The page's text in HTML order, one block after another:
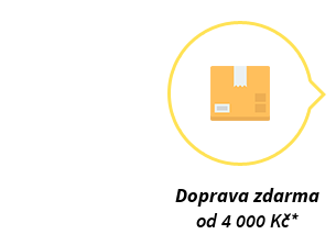
Doprava zdarma
od 4 000 Kč*